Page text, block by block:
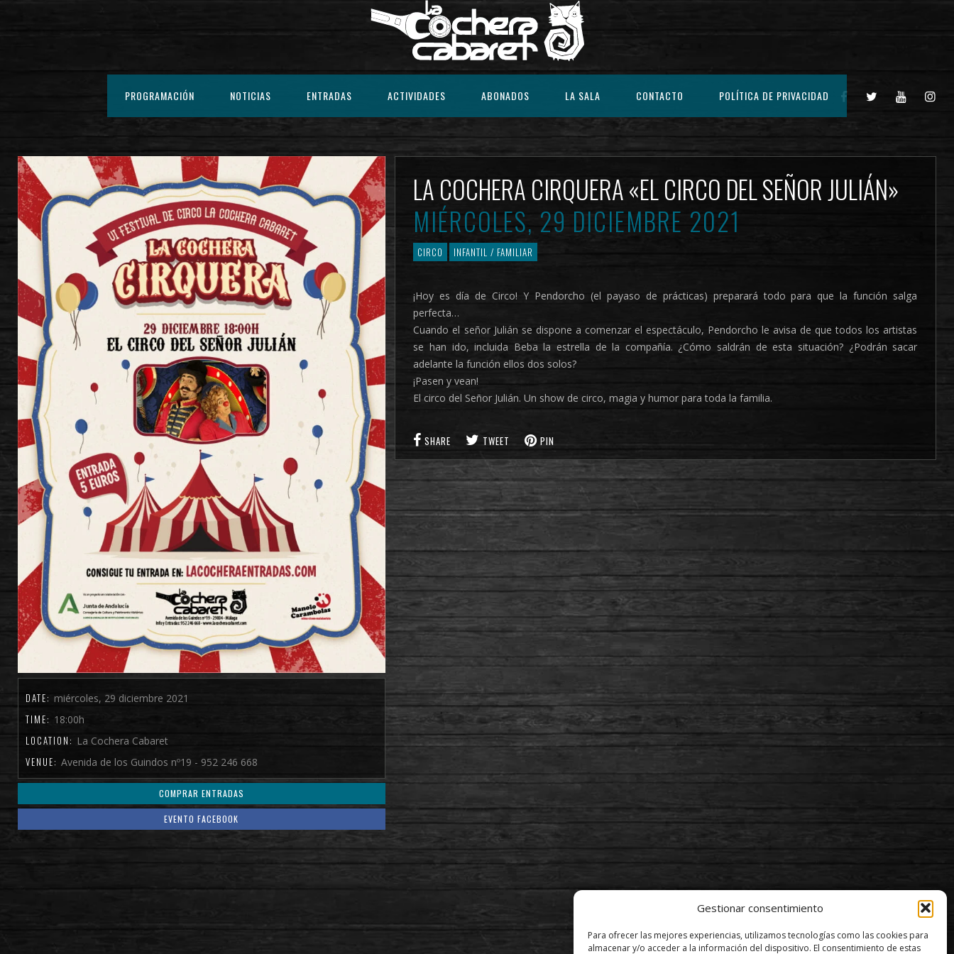
Gestionar consentimiento
Para ofrecer las mejores experiencias, utilizamos tecnologías como las cookies para
almacenar y/o acceder a la información del dispositivo. El consentimiento de estas
PROGRAMACIÓN NOTICIAS ENTRADAS ACTIVIDADES ABONADOS LA SALA CONTACTO POLÍTICA DE PRIVACIDAD
DATE: miércoles, 29 diciembre 2021
TIME: 18:00h
LOCATION: La Cochera Cabaret
VENUE: Avenida de los Guindos nº19 - 952 246 668
COMPRAR ENTRADAS
EVENTO FACEBOOK
LA COCHERA CIRQUERA «EL CIRCO DEL SEÑOR JULIÁN»
MIÉRCOLES, 29 DICIEMBRE 2021
CIRCO INFANTIL / FAMILIAR
¡Hoy es día de Circo! Y Pendorcho (el payaso de prácticas) preparará todo para que la función salga
perfecta…
Cuando el señor Julián se dispone a comenzar el espectáculo, Pendorcho le avisa de que todos los artistas
se han ido, incluida Beba la estrella de la compañía. ¿Cómo saldrán de esta situación? ¿Podrán sacar
adelante la función ellos dos solos?
¡Pasen y vean!
El circo del Señor Julián. Un show de circo, magia y humor para toda la familia.
SHARE TWEET PIN